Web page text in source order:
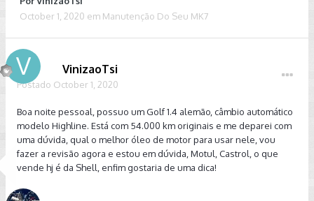
October 1, 2020 em Manutenção Do Seu MK7
VinizaoTsi
Postado October 1, 2020
Boa noite pessoal, possuo um Golf 1.4 alemão, câmbio automático
modelo Highline. Está com 54.000 km originais e me deparei com
uma dúvida, qual o melhor óleo de motor para usar nele, vou
fazer a revisão agora e estou em dúvida, Motul, Castrol, o que
vende hj é da Shell, enfim gostaria de uma dica!